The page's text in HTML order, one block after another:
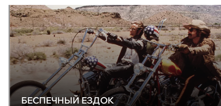
БЕСПЕЧНЫЙ ЕЗДОК